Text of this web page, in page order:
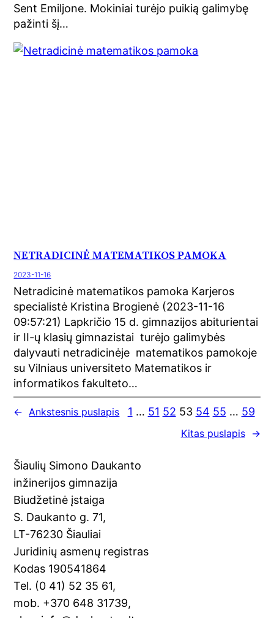
Sent Emiljone. Mokiniai turėjo puikią galimybę
pažinti šį…
NETRADICINĖ MATEMATIKOS PAMOKA
2023-11-16
Netradicinė matematikos pamoka Karjeros
specialistė Kristina Brogienė (2023-11-16
09:57:21) Lapkričio 15 d. gimnazijos abiturientai
ir II-ų klasių gimnazistai turėjo galimybės
dalyvauti netradicinėje matematikos pamokoje
su Vilniaus universiteto Matematikos ir
informatikos fakulteto…
← Ankstesnis puslapis 1 … 51 52 53 54 55 … 59
Kitas puslapis →
Šiaulių Simono Daukanto
inžinerijos gimnazija
Biudžetinė įstaiga
S. Daukanto g. 71,
LT-76230 Šiauliai
Juridinių asmenų registras
Kodas 190541864
Tel. (0 41) 52 35 61,
mob. +370 648 31739,